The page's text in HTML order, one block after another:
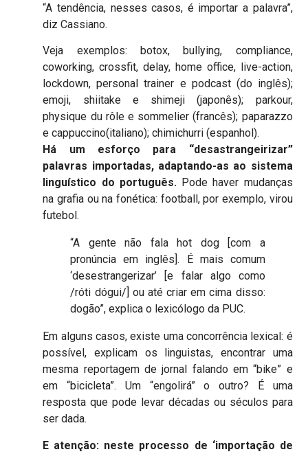
“A tendência, nesses casos, é importar a palavra”,
diz Cassiano.
Veja exemplos: botox, bullying, compliance,
coworking, crossfit, delay, home office, live-action,
lockdown, personal trainer e podcast (do inglês);
emoji, shiitake e shimeji (japonês); parkour,
physique du rôle e sommelier (francês); paparazzo
e cappuccino(italiano); chimichurri (espanhol).
Há um esforço para “desastrangeirizar”
palavras importadas, adaptando-as ao sistema
linguístico do português. Pode haver mudanças
na grafia ou na fonética: football, por exemplo, virou
futebol.
“A gente não fala hot dog [com a
pronúncia em inglês]. É mais comum
‘desestrangerizar’ [e falar algo como
/róti dógui/] ou até criar em cima disso:
dogão”, explica o lexicólogo da PUC.
Em alguns casos, existe uma concorrência lexical: é
possível, explicam os linguistas, encontrar uma
mesma reportagem de jornal falando em “bike” e
em “bicicleta”. Um “engolirá” o outro? É uma
resposta que pode levar décadas ou séculos para
ser dada.
E atenção: neste processo de ‘importação de